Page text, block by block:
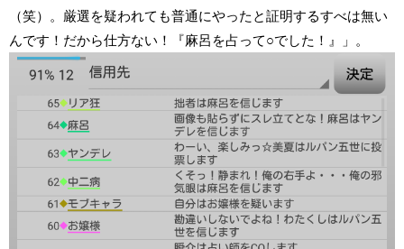
（笑）。厳選を疑われても普通にやったと証明するすべは無い
んです！だから仕方ない！『麻呂を占って○でした！』」。